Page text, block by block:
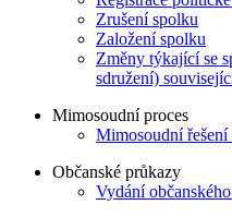
Zrušení spolku
Založení spolku
Změny týkající se
sdružení)
Mimosoudní proces
Mimosoudní
Občanské průkazy
Vydání